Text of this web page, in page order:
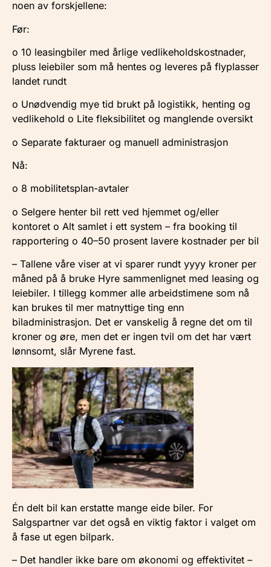
noen av forskjellene:
Før:
o 10 leasingbiler med årlige vedlikeholdskostnader,
pluss leiebiler som må hentes og leveres på flyplasser
landet rundt
o Unødvendig mye tid brukt på logistikk, henting og
vedlikehold o Lite fleksibilitet og manglende oversikt
o Separate fakturaer og manuell administrasjon
Nå:
o 8 mobilitetsplan-avtaler
o Selgere henter bil rett ved hjemmet og/eller
kontoret o Alt samlet i ett system – fra booking til
rapportering o 40–50 prosent lavere kostnader per bil
– Tallene våre viser at vi sparer rundt yyyy kroner per
måned på å bruke Hyre sammenlignet med leasing og
leiebiler. I tillegg kommer alle arbeidstimene som nå
kan brukes til mer matnyttige ting enn
biladministrasjon. Det er vanskelig å regne det om til
kroner og øre, men det er ingen tvil om det har vært
lønnsomt, slår Myrene fast.
Én delt bil kan erstatte mange eide biler. For
Salgspartner var det også en viktig faktor i valget om
å fase ut egen bilpark.
– Det handler ikke bare om økonomi og effektivitet –